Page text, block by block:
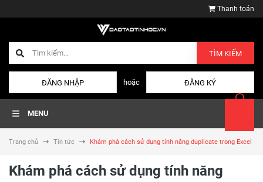
Thanh toán
TÌM KIẾM
ĐĂNG NHẬP hoặc ĐĂNG KÝ
MENU
Trang chủ Tin tức Khám phá cách sử dụng tính năng duplicate trong Excel
Khám phá cách sử dụng tính năng